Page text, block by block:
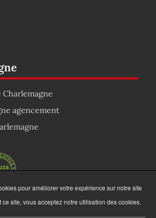
agencement
pour améliorer votre expérience sur notre site
site, vous acceptez notre utilisation des cookies.